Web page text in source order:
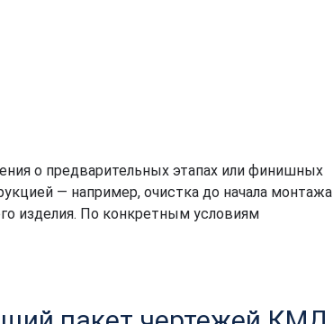
о предварительных этапах или финишных
— например, очистка до начала монтажа
изделия. По конкретным условиям